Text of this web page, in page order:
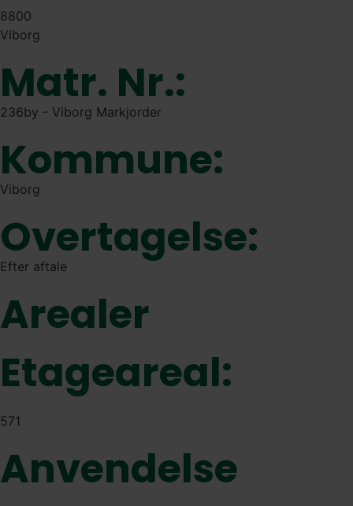
8800
Viborg
Matr. Nr.:
236by - Viborg Markjorder
Kommune:
Viborg
Overtagelse:
Efter aftale
Arealer
Etageareal:
571
Anvendelse